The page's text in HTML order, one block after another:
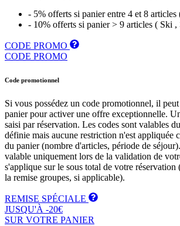
- 5% offerts si panier entre 4 et 8
- 10% offerts si panier > 9 articles ( Ski ,
CODE PROMO
CODE PROMO
Code promotionnel
Si vous possédez un code promotionnel, il
panier pour activer une offre exceptionnelle.
saisi par réservation. Les codes sont valables
définie mais aucune restriction n'est appliquée
du panier (nombre d'articles, période de
valable uniquement lors de la validation de
s'applique sur le sous total de votre
la remise groupes, si applicable).
REMISE SPÉCIALE
JUSQU'À -20€
SUR VOTRE PANIER